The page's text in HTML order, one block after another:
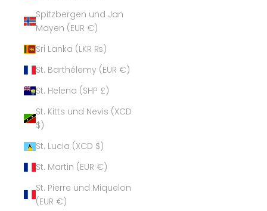
Spitzbergen und Jan
Mayen (EUR €)
Sri Lanka (LKR ₨)
St. Barthélemy (EUR €)
St. Helena (SHP £)
St. Kitts und Nevis (XCD
$)
St. Lucia (XCD $)
St. Martin (EUR €)
St. Pierre und Miquelon
(EUR €)